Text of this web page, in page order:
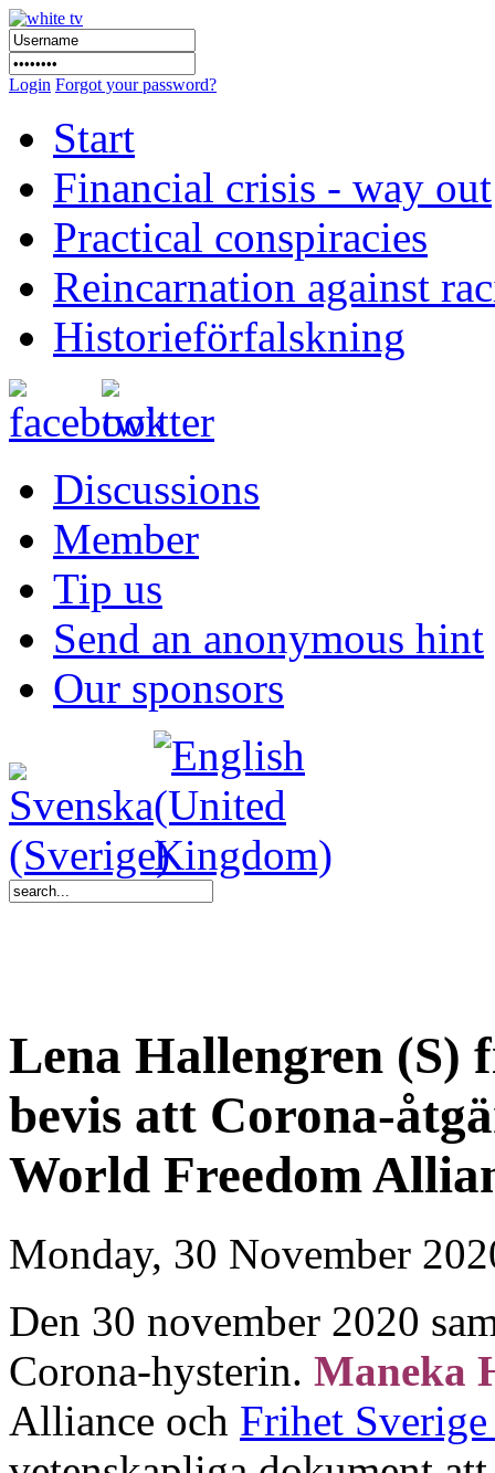
Login Forgot your password?
Start
Financial crisis - way out
Practical conspiracies
Reincarnation against
Historieförfalskning
Discussions
Member
Tip us
Send an anonymous hint
Our sponsors
Lena Hallengren (S)
bevis att Corona-
World Freedom
Monday, 30 November
Den 30 november 2020
Corona-hysterin. Maneka
Alliance och Frihet